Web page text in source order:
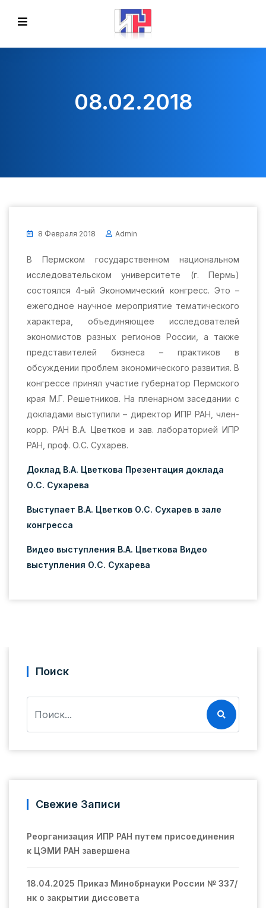
08.02.2018
8 Февраля 2018 Admin
В Пермском государственном национальном
исследовательском университете (г. Пермь)
состоялся 4-ый Экономический конгресс. Это –
ежегодное научное мероприятие тематического
характера, объединяющее исследователей
экономистов разных регионов России, а также
представителей бизнеса – практиков в
обсуждении проблем экономического развития. В
конгрессе принял участие губернатор Пермского
края М.Г. Решетников. На пленарном заседании с
докладами выступили – директор ИПР РАН, член-
корр. РАН В.А. Цветков и зав. лабораторией ИПР
РАН, проф. О.С. Сухарев.
Доклад В.А. Цветкова Презентация доклада
О.С. Сухарева
Выступает В.А. Цветков О.С. Сухарев в зале
конгресса
Видео выступления В.А. Цветкова Видео
выступления О.С. Сухарева
Поиск
Свежие Записи
Реорганизация ИПР РАН путем присоединения
к ЦЭМИ РАН завершена
18.04.2025 Приказ Минобрнауки России № 337/
нк о закрытии диссовета